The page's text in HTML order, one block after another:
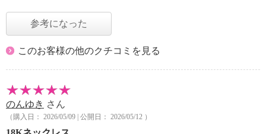
参考になった
このお客様の他のクチコミを見る
のんゆき さん
（購入日： 2026/05/09 | 公開日： 2026/05/12 ）